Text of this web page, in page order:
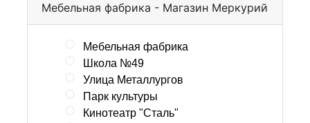
Мебельная фабрика - Магазин Меркурий
Мебельная фабрика
Школа №49
Улица Металлургов
Парк культуры
Кинотеатр "Сталь"